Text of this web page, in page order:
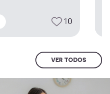
10
VER TODOS